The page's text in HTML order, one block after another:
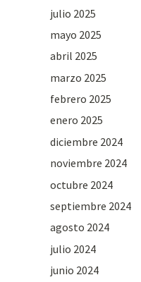
julio 2025
mayo 2025
abril 2025
marzo 2025
febrero 2025
enero 2025
diciembre 2024
noviembre 2024
octubre 2024
septiembre 2024
agosto 2024
julio 2024
junio 2024